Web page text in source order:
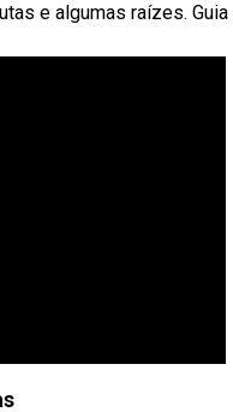
e algumas raízes.